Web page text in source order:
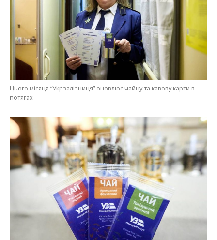
Цього місяця “Укрзалізниця” оновлює чайну та кавову карти в
потягах